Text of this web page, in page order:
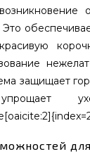
защищает
упрощает